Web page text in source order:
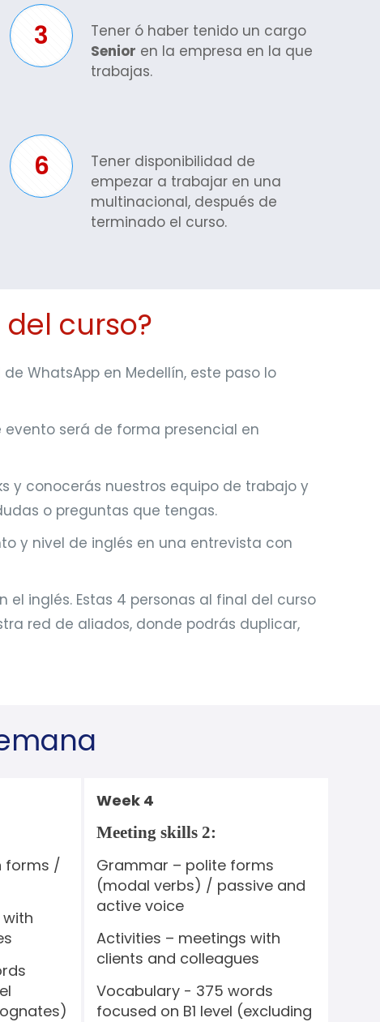
3
Tener ó haber tenido un cargo
Senior en la empresa en la que
trabajas.
6
Tener disponibilidad de
empezar a trabajar en una
multinacional, después de
terminado el curso.
curso?
WhatsApp en Medellín, este paso lo
será de forma presencial en
y conocerás nuestros equipo de trabajo y
o preguntas que tengas.
y nivel de inglés en una entrevista con
inglés. Estas 4 personas al final del curso
red de aliados, donde podrás duplicar,
forms /
Week 4
Meeting skills 2:
Grammar – polite forms
(modal verbs) / passive and
active voice
Activities – meetings with
clients and colleagues
Vocabulary - 375 words
focused on B1 level (excluding